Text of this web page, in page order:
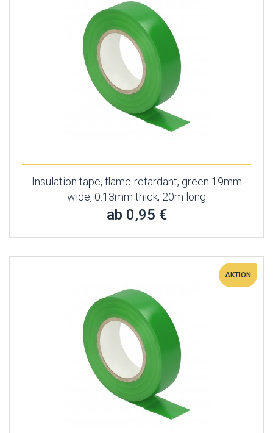
Insulation tape, flame-retardant, green 19mm
wide, 0.13mm thick, 20m long
ab 0,95 €
AKTION